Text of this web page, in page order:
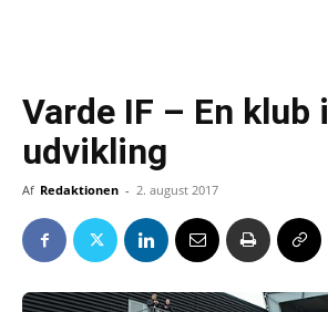
Varde IF – En klub i
udvikling
Af Redaktionen - 2. august 2017